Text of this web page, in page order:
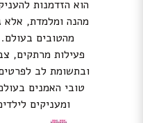
הוא הזדמנות
מהנה ומלמדת, אלא
מהטובים בעולם.
פעילות מרתקים,
ובתשומת לב
טובי האמנים
ומעניקים